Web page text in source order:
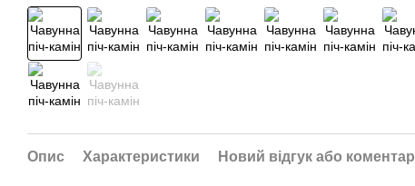
Опис Характеристики Новий відгук або коментар